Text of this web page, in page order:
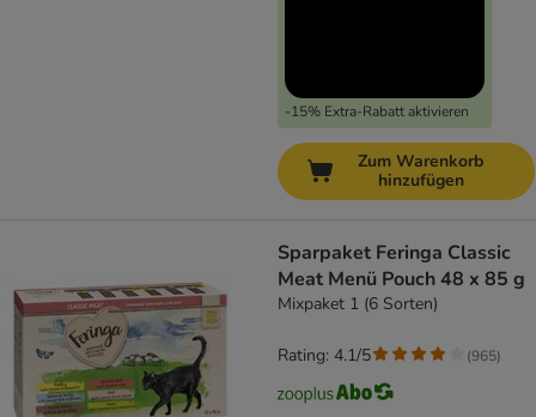
-15% Extra-Rabatt aktivieren
Zum Warenkorb
hinzufügen
Sparpaket Feringa Classic
Meat Menü Pouch 48 x 85 g
Mixpaket 1 (6 Sorten)
Rating: 4.1/5 (965)